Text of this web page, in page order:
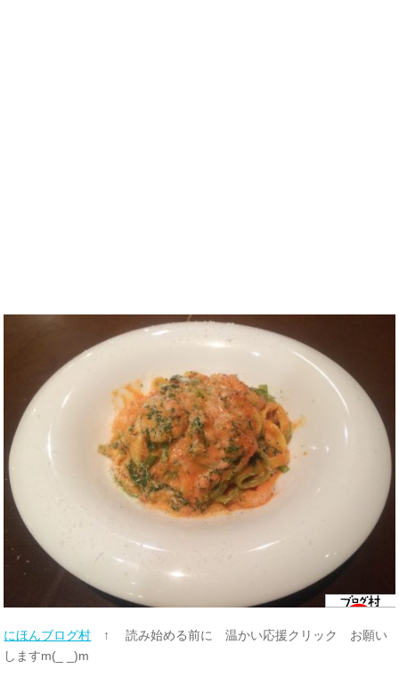
にほんブログ村 ↑ 読み始める前に 温かい応援クリック お願い
しますm(_ _)m